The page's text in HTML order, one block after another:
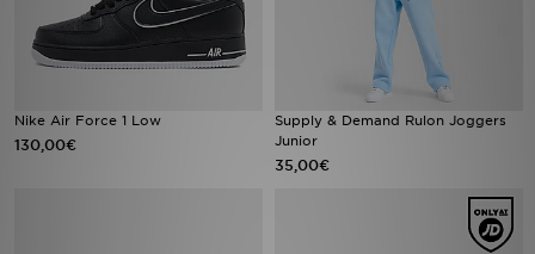
Nike Air Force 1 Low
130,00€
Supply & Demand Rulon Joggers
Junior
35,00€